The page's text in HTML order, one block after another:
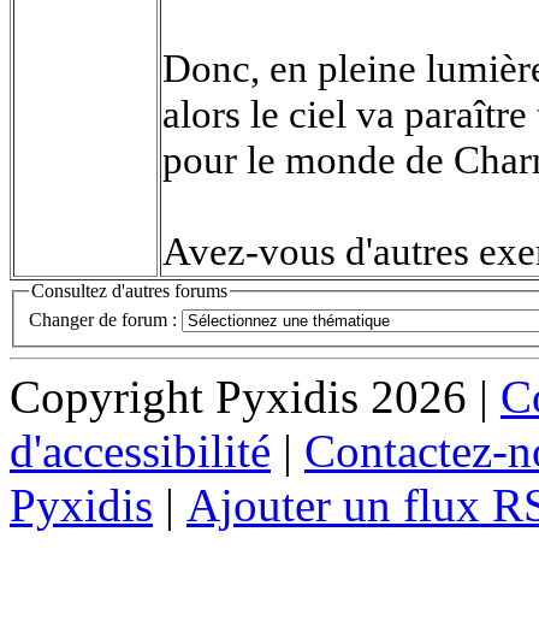
Donc, en pleine
alors le ciel va
pour le monde de
Avez-vous d'autres
Consultez d'autres forums
Changer de forum :
Copyright Pyxidis 2026 |
d'accessibilité | Contactez-
Pyxidis | Ajouter un flux